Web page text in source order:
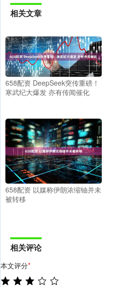
相关文章
658配资 DeepSeek突传重磅！
寒武纪大爆发 亦有传闻催化
658配资 以媒称伊朗浓缩铀并未
被转移
相关评论
本文评分*